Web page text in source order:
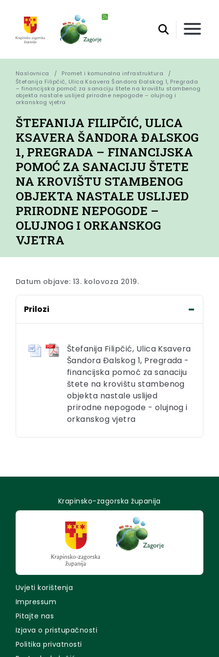
Naslovnica
Promet i komunalna infrastruktura
Štefanija Filipčić, Ulica Ksavera Šandora Đalskog 1, Pregrada
– financijska pomoć za sanaciju štete na krovištu stambenog
objekta nastale uslijed prirodne nepogode – olujnog i
orkanskog vjetra
ŠTEFANIJA FILIPČIĆ, ULICA
KSAVERA ŠANDORA ĐALSKOG
1, PREGRADA – FINANCIJSKA
POMOĆ ZA SANACIJU ŠTETE
NA KROVIŠTU STAMBENOG
OBJEKTA NASTALE USLIJED
PRIRODNE NEPOGODE –
OLUJNOG I ORKANSKOG
VJETRA
Datum objave: 13. kolovoza 2019.
Prilozi
Štefanija Filipčić, Ulica Ksavera
Šandora Đalskog 1, Pregrada -
financijska pomoć za sanaciju
štete na krovištu stambenog
objekta nastale uslijed
prirodne nepogode - olujnog i
orkanskog vjetra
Krapinsko-zagorska županija
Uvjeti korištenja
Impressum
Pitajte nas
Izjava o pristupačnosti
Politika privatnosti